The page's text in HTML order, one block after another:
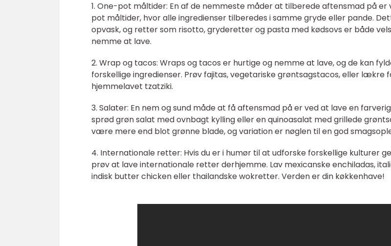
1. One-pot måltider: En af de nemmeste måder at tilberede aftensmad på er
pot måltider, hvor alle ingredienser tilberedes i samme gryde eller pande.
opvask, og retter som risotto, gryderetter og pasta med kødsovs er både
nemme at lave.
2. Wrap og tacos: Wraps og tacos er hurtige og nemme at lave, og de kan
forskellige ingredienser. Prøv fajitas, vegetariske grøntsagstacos, eller lækre
hjemmelavet tzatziki.
3. Salater: En nem og sund måde at få aftensmad på er ved at lave en
sprød grøn salat med ovnbagt kylling eller en quinoasalat med grillede
være mere end blot grønne blade, og variation er nøglen til en god
4. Internationale retter: Hvis du er i humør til at udforske forskellige kulturer
prøv at lave internationale retter derhjemme. Lav mexicanske enchiladas,
indisk butter chicken eller thailandske wokretter. Verden er din køkkenhave!